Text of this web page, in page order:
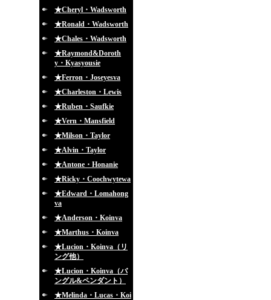
★Cheryl・Wadsworth
★Ronald・Wadsworth
★Chales・Wadsworth
★Raymond&Doroth
y・Kyasyousie
★Ferron・Joseyesva
★Charleston・Lewis
★Ruben・Saufkie
★Vern・Mansfield
★Milson・Taylor
★Alvin・Taylor
★Antone・Honanie
★Ricky・Coochwytewa
★Edward・Lomahong
va
★Anderson・Koinva
★Marthus・Koinva
★Lucion・Koinva（リ
ング他）
★Lucion・Koinva（バ
ングル&ペンダント）
★Melinda・Lucas・Koi